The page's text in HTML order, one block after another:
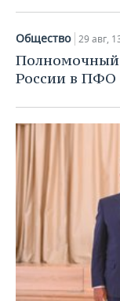
Общество 29 авг,
Полномочный
России в ПФО